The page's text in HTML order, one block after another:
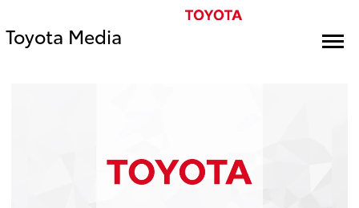
Toyota Media